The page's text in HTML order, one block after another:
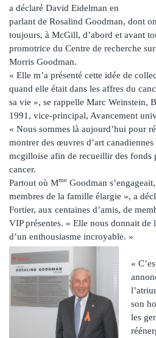
a déclaré David Eidelman en
parlant de Rosalind Goodman, dont
toujours, à McGill, d’abord et avant
promotrice du Centre de recherche
Morris Goodman.
« Elle m’a présenté cette idée de
quand elle était dans les affres du
sa vie », se rappelle Marc Weinstein,
1991, vice-principal, Avancement
« Nous sommes là aujourd’hui pour
montrer des œuvres d’art
mcgilloise afin de recueillir des fonds
cancer.
Partout où Mme Goodman
membres de la famille élargie », a
Fortier, aux centaines d’amis, de
VIP présentes. « Elle nous donnait de
d’un enthousiasme incroyable. »
«
son
les